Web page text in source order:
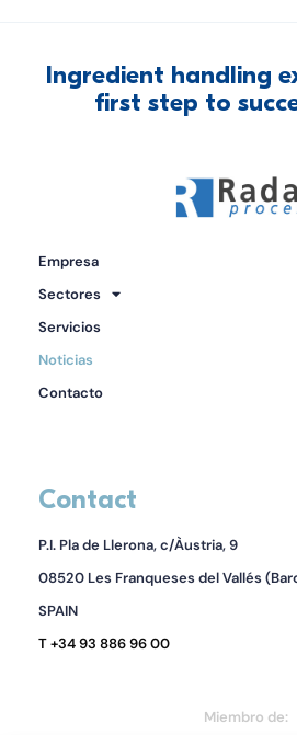
Ingredient handling
first step to
Empresa
Sectores
Servicios
Noticias
Contacto
Contact
P.I. Pla de Llerona, c/Àustria, 9
08520 Les Franqueses del Vallés
SPAIN
T +34 93 886 96 00
Miembro de: